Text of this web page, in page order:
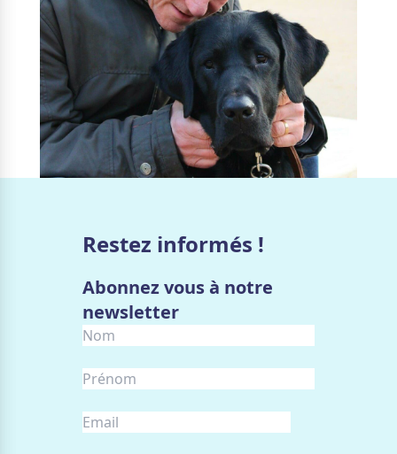
Restez informés !
Abonnez vous à notre
newsletter